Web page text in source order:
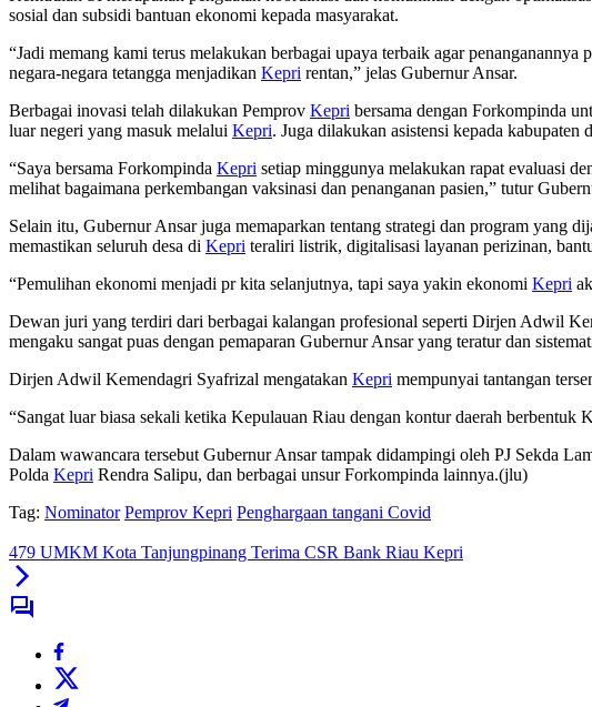
sosial dan subsidi bantuan ekonomi kepada masyarakat.
“Jadi memang kami terus melakukan berbagai upaya terbaik agar
negara-negara tetangga menjadikan Kepri rentan,” jelas Gubernur Ansar.
Berbagai inovasi telah dilakukan Pemprov Kepri bersama dengan Forkompinda
luar negeri yang masuk melalui Kepri. Juga dilakukan asistensi kepada
“Saya bersama Forkompinda Kepri setiap minggunya melakukan rapat evaluasi
melihat bagaimana perkembangan vaksinasi dan penanganan pasien,” tutur
Selain itu, Gubernur Ansar juga memaparkan tentang strategi dan program yang
memastikan seluruh desa di Kepri teraliri listrik, digitalisasi layanan perizinan,
“Pemulihan ekonomi menjadi pr kita selanjutnya, tapi saya yakin ekonomi Kepri
Dewan juri yang terdiri dari berbagai kalangan profesional seperti Dirjen Adwil
mengaku sangat puas dengan pemaparan Gubernur Ansar yang teratur dan
Dirjen Adwil Kemendagri Syafrizal mengatakan Kepri mempunyai tantangan
“Sangat luar biasa sekali ketika Kepulauan Riau dengan kontur daerah
Dalam wawancara tersebut Gubernur Ansar tampak didampingi oleh PJ Sekda
Polda Kepri Rendra Salipu, dan berbagai unsur Forkompinda lainnya.(jlu)
Tag: Nominator Pemprov Kepri Penghargaan tangani Covid
479 UMKM Kota Tanjungpinang Terima CSR Bank Riau Kepri